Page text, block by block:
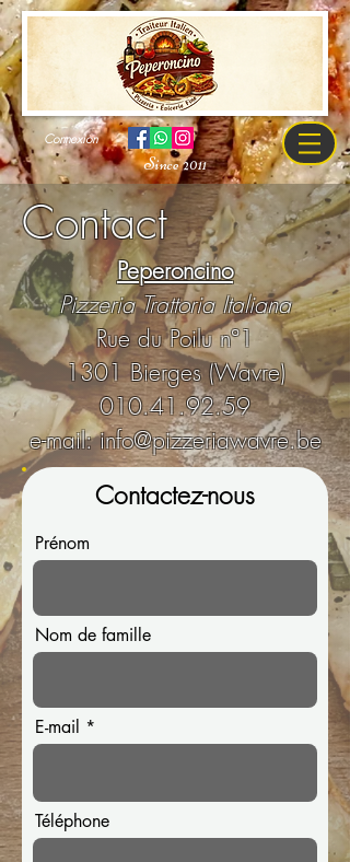
Connexion
Since 2011
Contact
Peperoncino
Pizzeria Trattoria Italiana
Rue du Poilu n°1
1301 Bierges (Wavre)
010.41.92.59
e-mail:info@pizzeriawavre.be
Contactez-nous
Prénom
Nom de famille
E-mail
Téléphone